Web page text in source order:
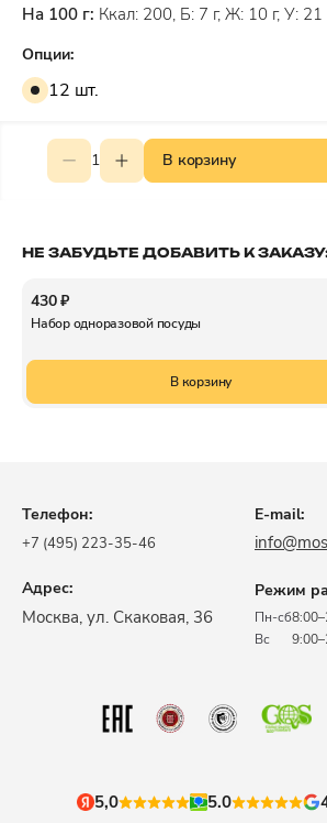
На 100 г: Ккал: 200, Б: 7 г, Ж: 10 г, У: 21
Опции:
12 шт.
1 В корзину
НЕ ЗАБУДЬТЕ ДОБАВИТЬ К
430 ₽
Набор одноразовой посуды
В корзину
Телефон:
+7 (495) 223-35-46
E-mail:
Адрес:
​Москва, ул. Скаковая, 36​
Режим
Пн-сб
Вс
5,0 5.0